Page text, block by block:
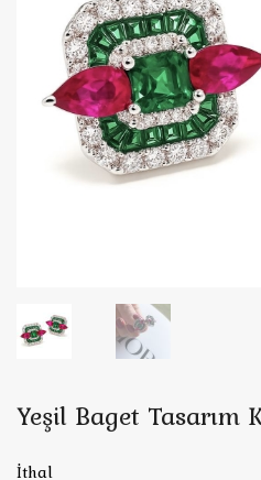
Yeşil Baget Tasarım
İthal